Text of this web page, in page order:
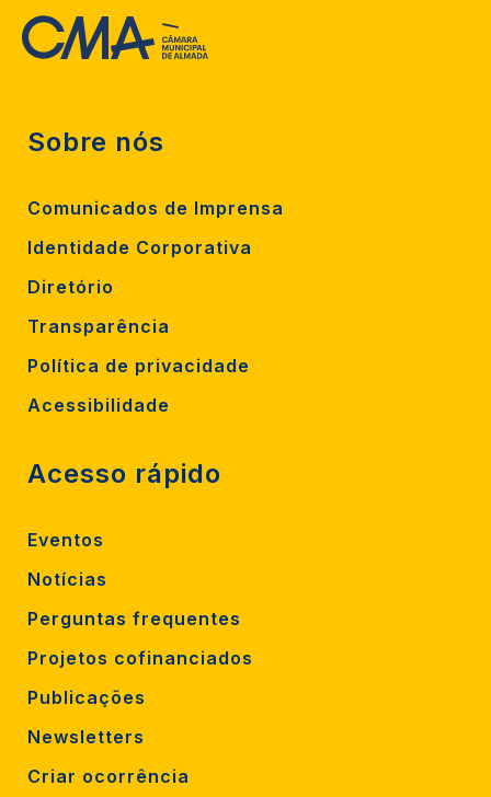
Sobre nós
Comunicados de Imprensa
Identidade Corporativa
Diretório
Transparência
Política de privacidade
Acessibilidade
Acesso rápido
Eventos
Notícias
Perguntas frequentes
Projetos cofinanciados
Publicações
Newsletters
Criar ocorrência